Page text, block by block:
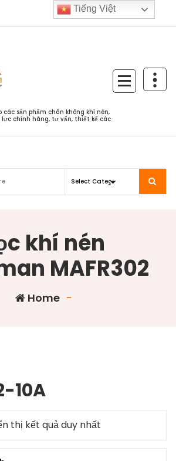
các sản phẩm chân không khí nén,
chính hãng, tư vấn, thiết kế các
khí nén
MAFR302
Home -
10A
thị kết quả duy nhất
Tiếng Việt